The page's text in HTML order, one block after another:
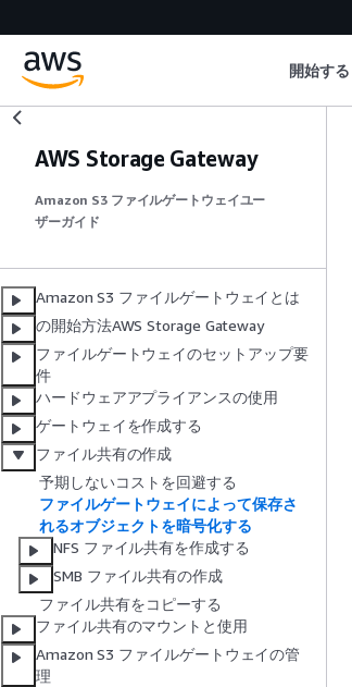
開始する
AWS Storage Gateway
Amazon S3 ファイルゲートウェイユー
ザーガイド
Amazon S3 ファイルゲートウェイとは
の開始方法AWS Storage Gateway
ファイルゲートウェイのセットアップ要
件
ハードウェアアプライアンスの使用
ゲートウェイを作成する
ファイル共有の作成
予期しないコストを回避する
ファイルゲートウェイによって保存さ
れるオブジェクトを暗号化する
NFS ファイル共有を作成する
SMB ファイル共有の作成
ファイル共有をコピーする
ファイル共有のマウントと使用
Amazon S3 ファイルゲートウェイの管
理